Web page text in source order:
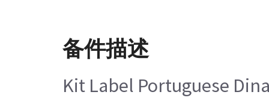
备件描述
Kit Label Portuguese